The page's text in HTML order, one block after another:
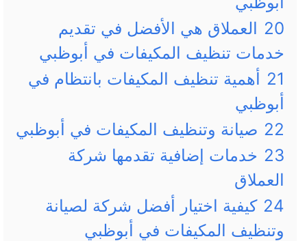
20 العملاق هي الأفضل في تقديم
خدمات تنظيف المكيفات في أبوظبي
21 أهمية تنظيف المكيفات بانتظام في
أبوظبي
22 صيانة وتنظيف المكيفات في أبوظبي
23 خدمات إضافية تقدمها شركة
العملاق
24 كيفية اختيار أفضل شركة لصيانة
وتنظيف المكيفات في أبوظبي